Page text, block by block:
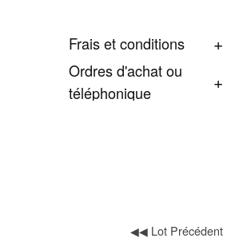
Frais et conditions
Ordres d'achat ou
téléphonique
◀◀ Lot Précédent